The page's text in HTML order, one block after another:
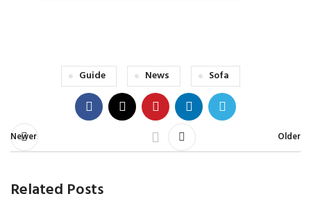
Guide News Sofa
Newer Older
Related Posts